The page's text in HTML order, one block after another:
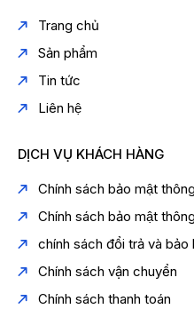
Trang chủ
Sản phẩm
Tin tức
Liên hệ
DỊCH VỤ KHÁCH HÀNG
Chính sách bảo mật
Chính sách bảo mật
chính sách đổi trả và bảo
Chính sách vận chuyển
Chính sách thanh toán